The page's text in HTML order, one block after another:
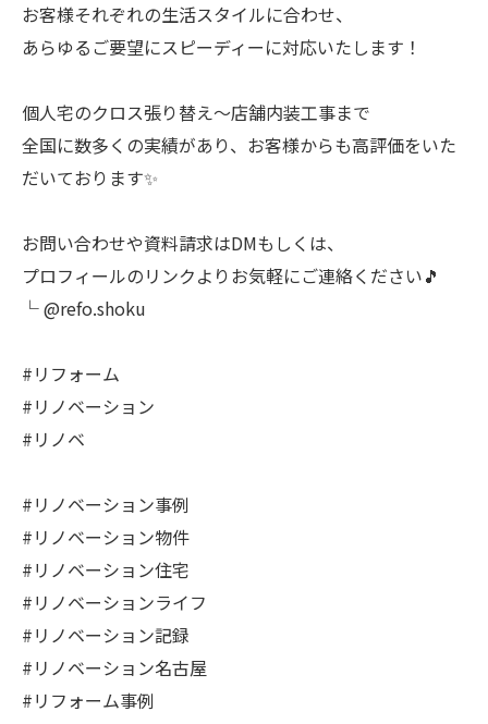
お客様それぞれの生活スタイルに合わせ、
あらゆるご要望にスピーディーに対応いたします！
個人宅のクロス張り替え〜店舗内装工事まで
全国に数多くの実績があり、お客様からも高評価をいた
だいております✨
お問い合わせや資料請求はDMもしくは、
プロフィールのリンクよりお気軽にご連絡ください🎵
└ @refo.shoku
#リフォーム
#リノベーション
#リノベ
#リノベーション事例
#リノベーション物件
#リノベーション住宅
#リノベーションライフ
#リノベーション記録
#リノベーション名古屋
#リフォーム事例